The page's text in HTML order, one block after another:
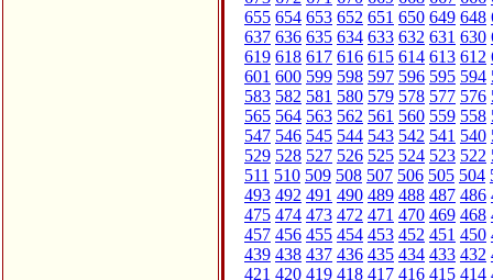
655 654 653 652 651 650 649 648
637 636 635 634 633 632 631 630
619 618 617 616 615 614 613 612
601 600 599 598 597 596 595 594
583 582 581 580 579 578 577 576
565 564 563 562 561 560 559 558
547 546 545 544 543 542 541 540
529 528 527 526 525 524 523 522
511 510 509 508 507 506 505 504
493 492 491 490 489 488 487 486
475 474 473 472 471 470 469 468
457 456 455 454 453 452 451 450
439 438 437 436 435 434 433 432
421 420 419 418 417 416 415 414